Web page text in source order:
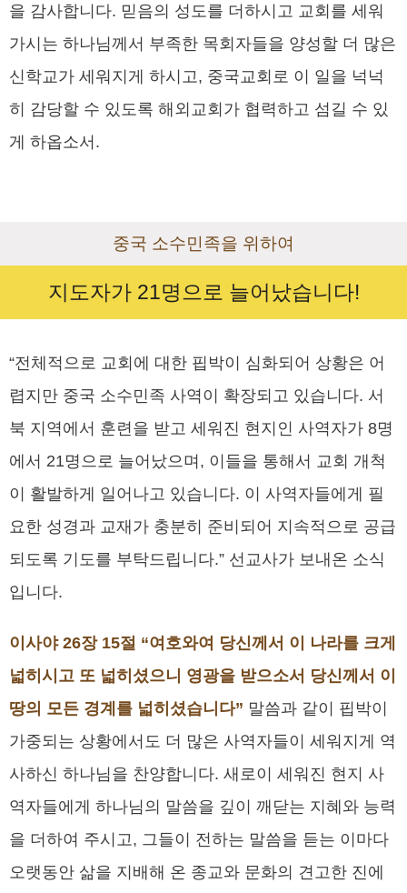
을 감사합니다. 믿음의 성도를 더하시고 교회를 세워
가시는 하나님께서 부족한 목회자들을 양성할 더 많은
신학교가 세워지게 하시고, 중국교회로 이 일을 넉넉
히 감당할 수 있도록 해외교회가 협력하고 섬길 수 있
게 하옵소서.
중국 소수민족을 위하여
지도자가 21명으로 늘어났습니다!
“전체적으로 교회에 대한 핍박이 심화되어 상황은 어
렵지만 중국 소수민족 사역이 확장되고 있습니다. 서
북 지역에서 훈련을 받고 세워진 현지인 사역자가 8명
에서 21명으로 늘어났으며, 이들을 통해서 교회 개척
이 활발하게 일어나고 있습니다. 이 사역자들에게 필
요한 성경과 교재가 충분히 준비되어 지속적으로 공급
되도록 기도를 부탁드립니다.” 선교사가 보내온 소식
입니다.
이사야 26장 15절 “여호와여 당신께서 이 나라를 크게
넓히시고 또 넓히셨으니 영광을 받으소서 당신께서 이
땅의 모든 경계를 넓히셨습니다” 말씀과 같이 핍박이
가중되는 상황에서도 더 많은 사역자들이 세워지게 역
사하신 하나님을 찬양합니다. 새로이 세워진 현지 사
역자들에게 하나님의 말씀을 깊이 깨닫는 지혜와 능력
을 더하여 주시고, 그들이 전하는 말씀을 듣는 이마다
오랫동안 삶을 지배해 온 종교와 문화의 견고한 진에